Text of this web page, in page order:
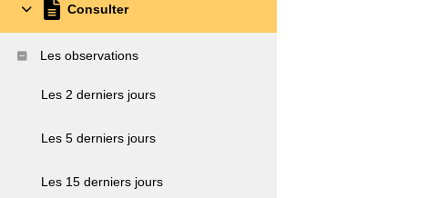
Consulter
Les observations
Les 2 derniers jours
Les 5 derniers jours
Les 15 derniers jours